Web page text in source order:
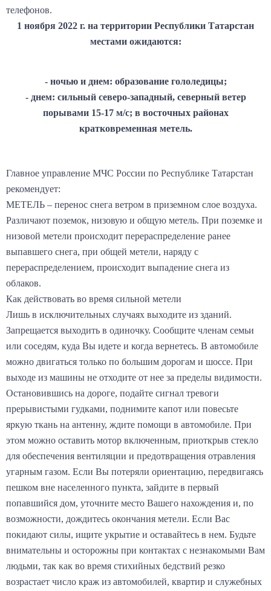
телефонов.
1 ноября 2022 г. на территории Республики Татарстан
местами ожидаются:
- ночью и днем: образование гололедицы;
- днем: сильный северо-западный, северный ветер
порывами 15-17 м/с; в восточных районах
кратковременная метель.
Главное управление МЧС России по Республике Татарстан
рекомендует:
МЕТЕЛЬ – перенос снега ветром в приземном слое воздуха.
Различают поземок, низовую и общую метель. При поземке и
низовой метели происходит перераспределение ранее
выпавшего снега, при общей метели, наряду с
перераспределением, происходит выпадение снега из
облаков.
Как действовать во время сильной метели
Лишь в исключительных случаях выходите из зданий.
Запрещается выходить в одиночку. Сообщите членам семьи
или соседям, куда Вы идете и когда вернетесь. В автомобиле
можно двигаться только по большим дорогам и шоссе. При
выходе из машины не отходите от нее за пределы видимости.
Остановившись на дороге, подайте сигнал тревоги
прерывистыми гудками, поднимите капот или повесьте
яркую ткань на антенну, ждите помощи в автомобиле. При
этом можно оставить мотор включенным, приоткрыв стекло
для обеспечения вентиляции и предотвращения отравления
угарным газом. Если Вы потеряли ориентацию, передвигаясь
пешком вне населенного пункта, зайдите в первый
попавшийся дом, уточните место Вашего нахождения и, по
возможности, дождитесь окончания метели. Если Вас
покидают силы, ищите укрытие и оставайтесь в нем. Будьте
внимательны и осторожны при контактах с незнакомыми Вам
людьми, так как во время стихийных бедствий резко
возрастает число краж из автомобилей, квартир и служебных